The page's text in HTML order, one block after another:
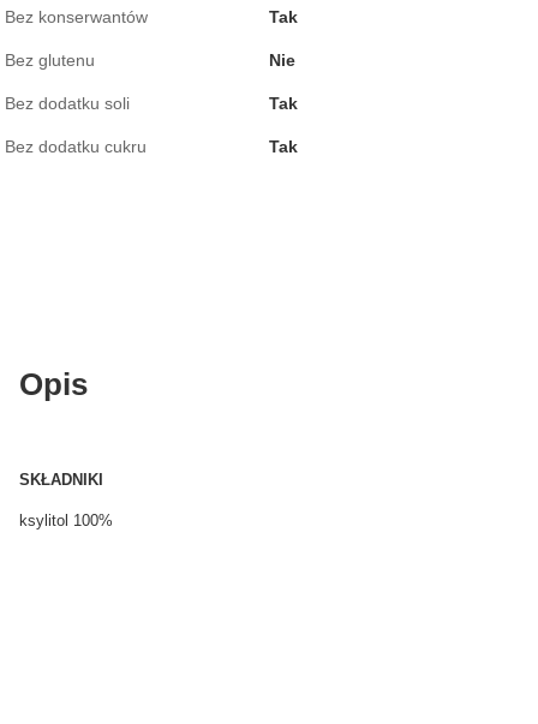
Bez konserwantów Tak
Bez glutenu Nie
Bez dodatku soli Tak
Bez dodatku cukru Tak
Opis
SKŁADNIKI
ksylitol 100%